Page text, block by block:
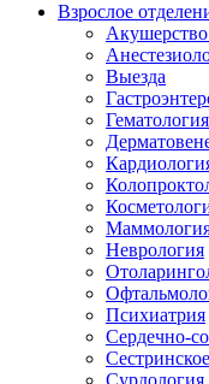
Взрослое
Выезда
Неврология
Психиатрия
Сердечно-
Сурдология